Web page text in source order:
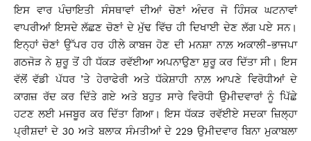
ਇਸ ਵਾਰ ਪੰਚਾਇਤੀ ਸੰਸਥਾਵਾਂ ਦੀਆਂ ਚੋਣਾਂ ਅੰਦਰ ਜੋ ਹਿੰਸਕ ਘਟਨਾਵਾਂ
ਵਾਪਰੀਆਂ ਇਸਦੇ ਲੱਛਣ ਚੋਣਾਂ ਦੇ ਮੁੱਢ ਵਿੱਚ ਹੀ ਦਿਖਾਈ ਦੇਣ ਲੱਗ ਪਏ ਸਨ।
ਇਨ੍ਹਾਂ ਚੋਣਾਂ ਉੱਪਰ ਹਰ ਹੀਲੇ ਕਾਬਜ ਹੋਣ ਦੀ ਮਨਸ਼ਾ ਨਾਲ਼ ਅਕਾਲੀ-ਭਾਜਪਾ
ਗਠਜੋੜ ਨੇ ਸ਼ੁਰੂ ਤੋਂ ਹੀ ਧੱਕੜ ਰਵੱਈਆ ਅਪਨਾਉਣਾ ਸ਼ੁਰੂ ਕਰ ਦਿੱਤਾ ਸੀ। ਇਸ
ਵੱਲੋਂ ਵੱਡੀ ਪੱਧਰ ’ਤੇ ਹੇਰਾਫੇਰੀ ਅਤੇ ਧੱਕੇਸ਼ਾਹੀ ਨਾਲ਼ ਆਪਣੇ ਵਿਰੋਧੀਆਂ ਦੇ
ਕਾਗਜ਼ ਰੱਦ ਕਰ ਦਿੱਤੇ ਗਏ ਅਤੇ ਬਹੁਤ ਸਾਰੇ ਵਿਰੋਧੀ ਉਮੀਦਵਾਰਾਂ ਨੂੰ ਪਿੱਛੇ
ਹਟਣ ਲਈ ਮਜਬੂਰ ਕਰ ਦਿੱਤਾ ਗਿਆ। ਇਸ ਧੱਕੜ ਰਵੱਈਏ ਸਦਕਾ ਜ਼ਿਲ੍ਹਾ
ਪ੍ਰੀਸ਼ਦਾਂ ਦੇ 30 ਅਤੇ ਬਲਾਕ ਸੰਮਤੀਆਂ ਦੇ 229 ਉਮੀਦਵਾਰ ਬਿਨਾ ਮੁਕਾਬਲਾ